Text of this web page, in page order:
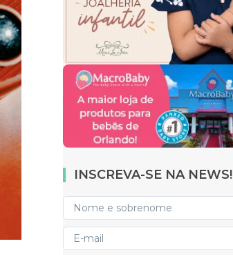
INSCREVA-SE NA NEWS!